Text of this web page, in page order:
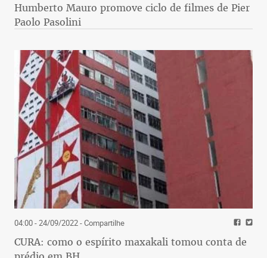
Humberto Mauro promove ciclo de filmes de Pier
Paolo Pasolini
04:00 - 24/09/2022- Compartilhe
CURA: como o espírito maxakali tomou conta de